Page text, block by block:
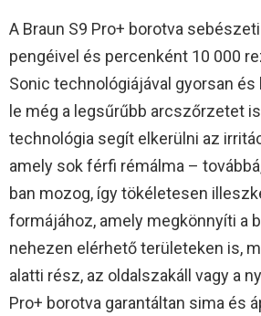
A Braun S9 Pro+ borotva
pengéivel és percenként 10 000
Sonic technológiájával gyorsan és
le még a legsűrűbb arcszőrzetet
technológia segít elkerülni az
amely sok férfi rémálma –
ban mozog, így tökéletesen
formájához, amely megkönnyíti a
nehezen elérhető területeken is,
alatti rész, az oldalszakáll vagy a
Pro+ borotva garantáltan sima és